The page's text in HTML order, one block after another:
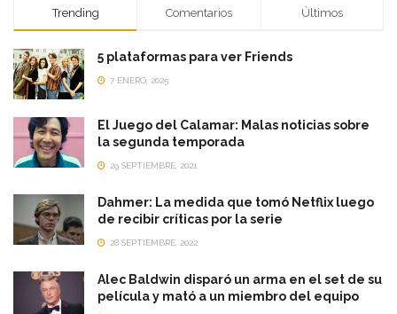
Trending Comentarios Últimos
5 plataformas para ver Friends
7 ENERO, 2025
El Juego del Calamar: Malas noticias sobre
la segunda temporada
29 SEPTIEMBRE, 2021
Dahmer: La medida que tomó Netflix luego
de recibir críticas por la serie
28 SEPTIEMBRE, 2022
Alec Baldwin disparó un arma en el set de su
película y mató a un miembro del equipo